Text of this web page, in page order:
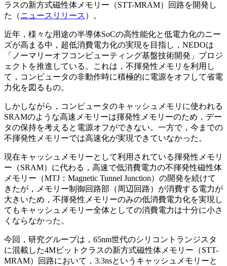
ラスの新方式磁性体メモリー（STT-MRAM）回路を開発し
た（ニュースリリース ）。
近年，様々な用途の半導体SoCの高性能化と低電力化のニー
ズが高まる中，超低消費電力化の実現を目指し，NEDOは
「ノーマリーオフコンピューティング基盤技術開発」プロジ
ェクトを推進している。これは，不揮発性メモリを利用し
て，コンピュータの非動作時に積極的に電源をオフして省電
力化を図るもの。
しかしながら，コンピュータのキャッシュメモリに使われる
SRAMのような高速メモリーは揮発性メモリーのため，デー
タの保持を考えると電源オフができない。一方で，今までの
不揮発性メモリーでは高速化が実現できていなかった。
現在キャッシュメモリーとして利用されている揮発性メモリ
ー（SRAM）に代わる，高速で低消費電力の不揮発性磁性体
メモリー（MTJ：Magnetic Tunnel Junction）の開発を続けて
きたが，メモリー制御回路部（周辺回路）が消費する電力が
大きいため，不揮発性メモリーのみの低消費電力化を実現し
てもキャッシュメモリー全体としての消費電力は十分に小さ
くならなかった。
今回，研究グループは，65nm世代のシリコントランジスタ
に混載した4Mビットクラスの新方式磁性体メモリー（STT-
MRAM）回路において，3.3nsというキャッシュメモリーと